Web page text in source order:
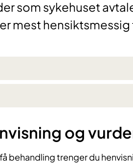
som sykehuset
mest
og
behandling trenger du